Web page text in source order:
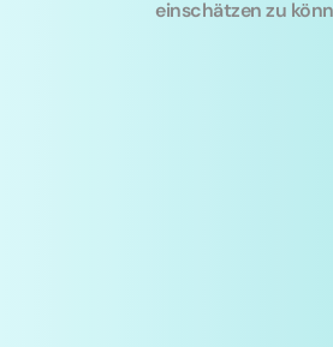
einschätzen zu